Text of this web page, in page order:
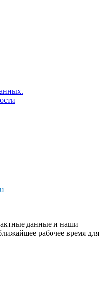
данные и наши
рабочее время для